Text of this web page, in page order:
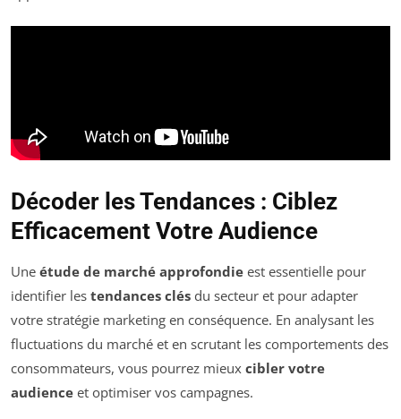
Décoder les Tendances : Ciblez
Efficacement Votre Audience
Une étude de marché approfondie est essentielle pour
identifier les tendances clés du secteur et pour adapter
votre stratégie marketing en conséquence. En analysant les
fluctuations du marché et en scrutant les comportements des
consommateurs, vous pourrez mieux cibler votre
audience et optimiser vos campagnes.